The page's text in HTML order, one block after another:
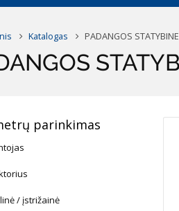
Katalogas PADANGOS
parinkimas
/ įstrižainė